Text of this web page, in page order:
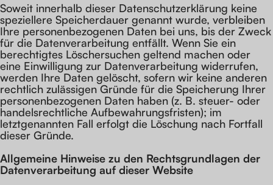
Soweit innerhalb dieser Datenschutzerklärung keine
speziellere Speicherdauer genannt wurde, verbleiben
Ihre personenbezogenen Daten bei uns, bis der Zweck
für die Datenverarbeitung entfällt. Wenn Sie ein
berechtigtes Löschersuchen geltend machen oder
eine Einwilligung zur Datenverarbeitung widerrufen,
werden Ihre Daten gelöscht, sofern wir keine anderen
rechtlich zulässigen Gründe für die Speicherung Ihrer
personenbezogenen Daten haben (z. B. steuer- oder
handelsrechtliche Aufbewahrungsfristen); im
letztgenannten Fall erfolgt die Löschung nach Fortfall
dieser Gründe.
Allgemeine Hinweise zu den Rechtsgrundlagen der
Datenverarbeitung auf dieser Website